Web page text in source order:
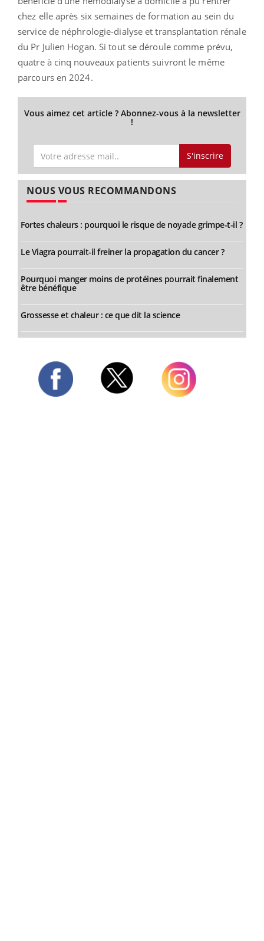
chez elle après six semaines de formation au sein du
service de néphrologie-dialyse et transplantation rénale
du Pr Julien Hogan. Si tout se déroule comme prévu,
quatre à cinq nouveaux patients suivront le même
parcours en 2024.
Vous aimez cet article ? Abonnez-vous à la newsletter
!
S'inscrire
NOUS VOUS RECOMMANDONS
Fortes chaleurs : pourquoi le risque de noyade grimpe-t-il ?
Le Viagra pourrait-il freiner la propagation du cancer ?
Pourquoi manger moins de protéines pourrait finalement
être bénéfique
Grossesse et chaleur : ce que dit la science